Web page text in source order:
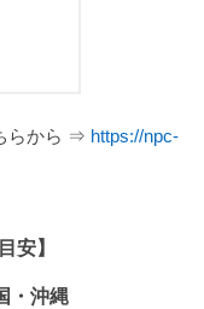
らから ⇒ https://npc-
安】
・沖縄